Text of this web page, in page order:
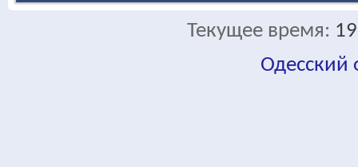
Текущее время:
Одесский